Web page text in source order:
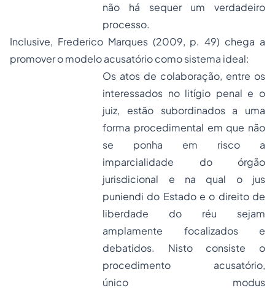
não há sequer um verdadeiro
processo.
Inclusive, Frederico Marques (2009, p. 49) chega a
promover o modelo acusatório como sistema ideal:
Os atos de colaboração, entre os
interessados no litígio penal e o
juiz, estão subordinados a uma
forma procedimental em que não
se ponha em risco a
imparcialidade do órgão
jurisdicional e na qual o jus
puniendi do Estado e o direito de
liberdade do réu sejam
amplamente focalizados e
debatidos. Nisto consiste o
procedimento acusatório,
único modus